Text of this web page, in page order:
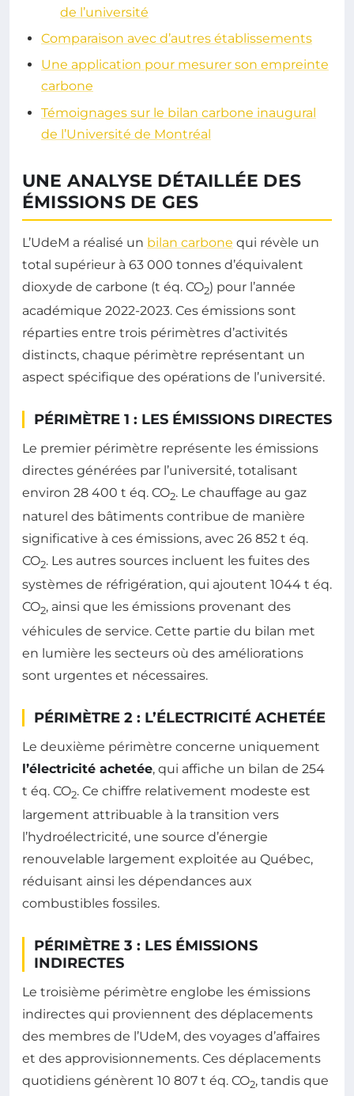
de l’université
Comparaison avec d’autres établissements
Une application pour mesurer son empreinte
carbone
Témoignages sur le bilan carbone inaugural
de l’Université de Montréal
UNE ANALYSE DÉTAILLÉE DES
ÉMISSIONS DE GES
L’UdeM a réalisé un bilan carbone qui révèle un
total supérieur à 63 000 tonnes d’équivalent
dioxyde de carbone (t éq. CO2) pour l’année
académique 2022-2023. Ces émissions sont
réparties entre trois périmètres d’activités
distincts, chaque périmètre représentant un
aspect spécifique des opérations de l’université.
PÉRIMÈTRE 1 : LES ÉMISSIONS DIRECTES
Le premier périmètre représente les émissions
directes générées par l’université, totalisant
environ 28 400 t éq. CO2. Le chauffage au gaz
naturel des bâtiments contribue de manière
significative à ces émissions, avec 26 852 t éq.
CO2. Les autres sources incluent les fuites des
systèmes de réfrigération, qui ajoutent 1044 t éq.
CO2, ainsi que les émissions provenant des
véhicules de service. Cette partie du bilan met
en lumière les secteurs où des améliorations
sont urgentes et nécessaires.
PÉRIMÈTRE 2 : L’ÉLECTRICITÉ ACHETÉE
Le deuxième périmètre concerne uniquement
l’électricité achetée, qui affiche un bilan de 254
t éq. CO2. Ce chiffre relativement modeste est
largement attribuable à la transition vers
l’hydroélectricité, une source d’énergie
renouvelable largement exploitée au Québec,
réduisant ainsi les dépendances aux
combustibles fossiles.
PÉRIMÈTRE 3 : LES ÉMISSIONS
INDIRECTES
Le troisième périmètre englobe les émissions
indirectes qui proviennent des déplacements
des membres de l’UdeM, des voyages d’affaires
et des approvisionnements. Ces déplacements
quotidiens génèrent 10 807 t éq. CO2, tandis que